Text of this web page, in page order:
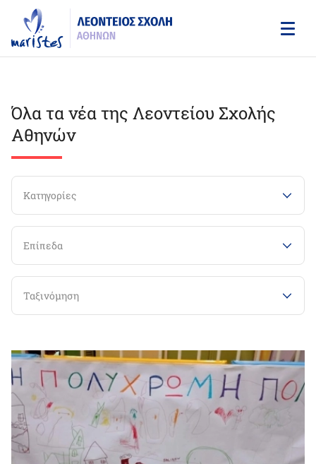
main
content
Όλα τα νέα της Λεοντείου Σχολής
Αθηνών
Κατηγορίες
Επίπεδα
Ταξινόμηση